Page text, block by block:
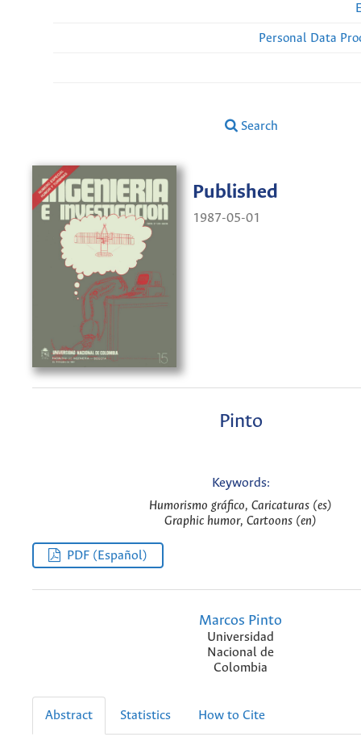
Personal Data
Search
Published
1987-05-01
Pinto
Keywords:
Humorismo gráfico, Caricaturas (es)
Graphic humor, Cartoons (en)
PDF (Español)
Marcos Pinto
Universidad
Nacional de
Colombia
Abstract Statistics How to Cite